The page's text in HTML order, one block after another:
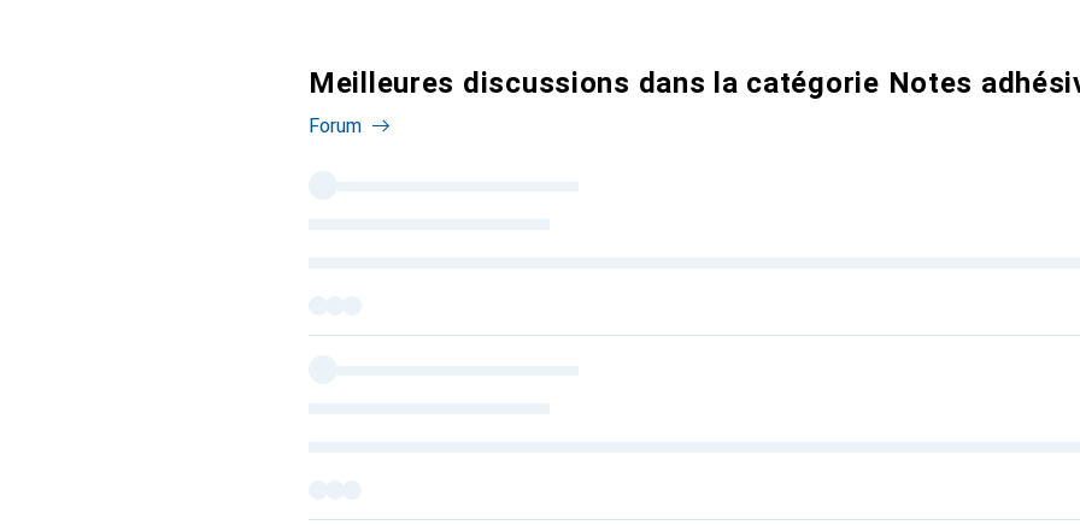
Meilleures discussions dans la catégorie Notes
Forum